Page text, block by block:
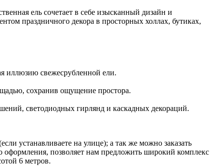
ель сочетает в себе изысканный дизайн и
праздничного декора в просторных холлах, бутиках,
иллюзию свежесрубленной ели.
сохранив ощущение простора.
светодиодных гирлянд и каскадных декораций.
устанавливаете на улице); а так же можно заказать
позволяет нам предложить широкий комплекс
6 метров.